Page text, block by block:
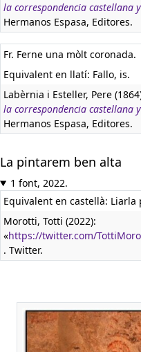
la correspondencia castellana
Hermanos Espasa, Editores.
Fr. Ferne una mòlt coronada.
Equivalent en llatí: Fallo, is.
Labèrnia i Esteller, Pere
la correspondencia castellana
Hermanos Espasa, Editores.
La pintarem ben alta
1 font, 2022.
Equivalent en castellà: Liarla
Morotti, Totti (2022):
«https://twitter.com/
. Twitter.